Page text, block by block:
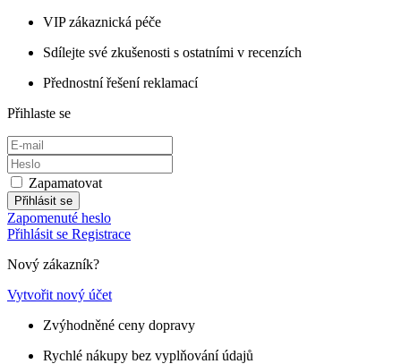
VIP zákaznická péče
Sdílejte své zkušenosti s ostatními v recenzích
Přednostní řešení reklamací
Přihlaste se
Zapamatovat
Přihlásit se
Zapomenuté heslo
Přihlásit se Registrace
Nový zákazník?
Vytvořit nový účet
Zvýhodněné ceny dopravy
Rychlé nákupy bez vyplňování údajů